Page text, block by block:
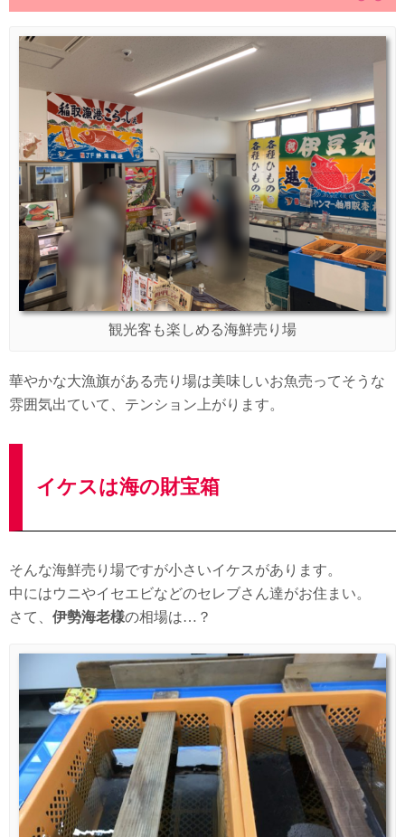
観光客も楽しめる海鮮売り場
華やかな大漁旗がある売り場は美味しいお魚売ってそうな
雰囲気出ていて、テンション上がります。
イケスは海の財宝箱
そんな海鮮売り場ですが小さいイケスがあります。
中にはウニやイセエビなどのセレブさん達がお住まい。
さて、 伊勢海老様の相場は…？